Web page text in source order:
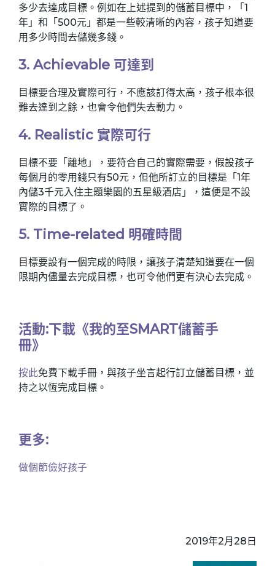
多少去達成目標。例如在上述提到的儲蓄目標中，「1
年」和「500元」都是一些較清晰的內容，孩子知道要
用多少時間去儲幾多錢。
3. Achievable 可達到
目標要合理及實際可行，不應該訂得太高，孩子根本很
難去達到之餘，也會令他們失去動力。
4. Realistic 實際可行
目標不要「離地」，要符合自己的實際需要，假設孩子
每個月的零用錢只有50元，但他所訂立的目標是「1年
內儲3千元入住主題樂園的五星級酒店」，這便是不設
實際的目標了。
5. Time-related 明確時間
目標要設有一個完成的時限，讓孩子清楚知道要在一個
限期內儘量去完成目標，也可令他們更有決心去完成。
活動:下載《我的至SMART儲蓄手
冊》
按此免費下載手冊，與孩子坐言起行訂立儲蓄目標，並
持之以恆完成目標。
更多:
做個節儉好孩子
2019年2月28日